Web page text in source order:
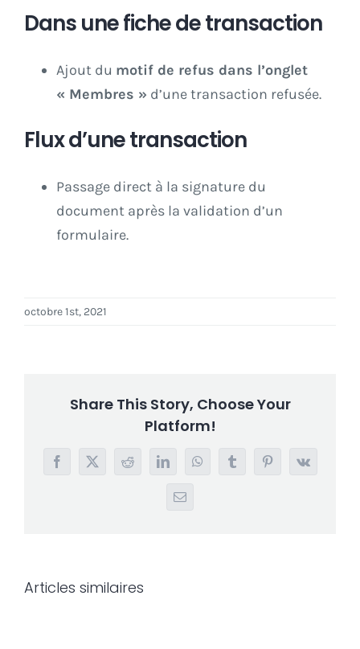
Dans une fiche de transaction
Ajout du motif de refus dans l’onglet
« Membres » d’une transaction refusée.
Flux d’une transaction
Passage direct à la signature du
document après la validation d’un
formulaire.
octobre 1st, 2021
Share This Story, Choose Your
Platform!
Facebook
X RedditLinkedInWhatsAppTumblrPinterest
Vk
Email
Articles similaires